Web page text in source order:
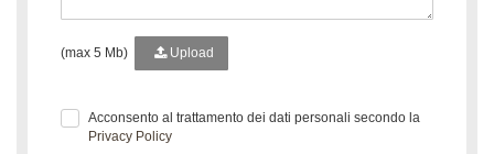
(max 5 Mb) Upload
Acconsento al trattamento dei dati personali secondo la
Privacy Policy